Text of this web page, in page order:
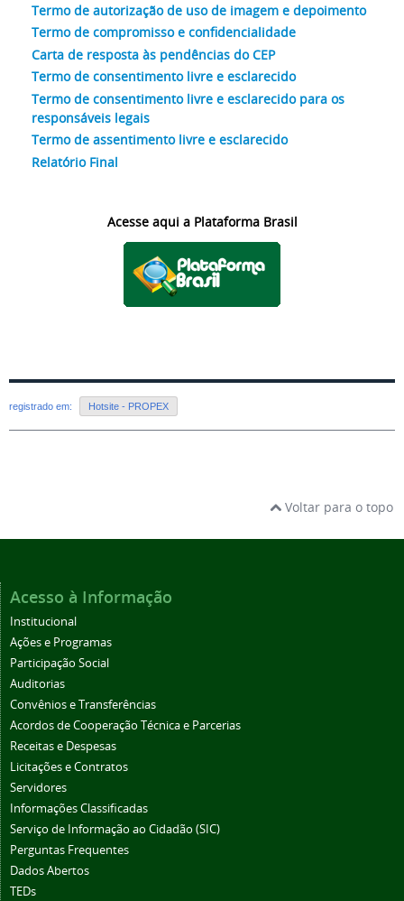
Termo de autorização de uso de imagem e depoimento
Termo de compromisso e confidencialidade
Carta de resposta às pendências do CEP
Termo de consentimento livre e esclarecido
Termo de consentimento livre e esclarecido para os
responsáveis legais
Termo de assentimento livre e esclarecido
Relatório Final
Acesse aqui a Plataforma Brasil
registrado em: Hotsite - PROPEX
Voltar para o topo
Acesso à Informação
Institucional
Ações e Programas
Participação Social
Auditorias
Convênios e Transferências
Acordos de Cooperação Técnica e Parcerias
Receitas e Despesas
Licitações e Contratos
Servidores
Informações Classificadas
Serviço de Informação ao Cidadão (SIC)
Perguntas Frequentes
Dados Abertos
TEDs